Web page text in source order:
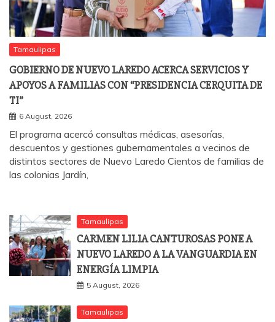
Tamaulipas
GOBIERNO DE NUEVO LAREDO ACERCA SERVICIOS Y
APOYOS A FAMILIAS CON “PRESIDENCIA CERQUITA DE
TI”
6 August, 2026
El programa acercó consultas médicas, asesorías,
descuentos y gestiones gubernamentales a vecinos de
distintos sectores de Nuevo Laredo Cientos de familias de
las colonias Jardín,
Tamaulipas
CARMEN LILIA CANTUROSAS PONE A
NUEVO LAREDO A LA VANGUARDIA EN
ENERGÍA LIMPIA
5 August, 2026
Tamaulipas